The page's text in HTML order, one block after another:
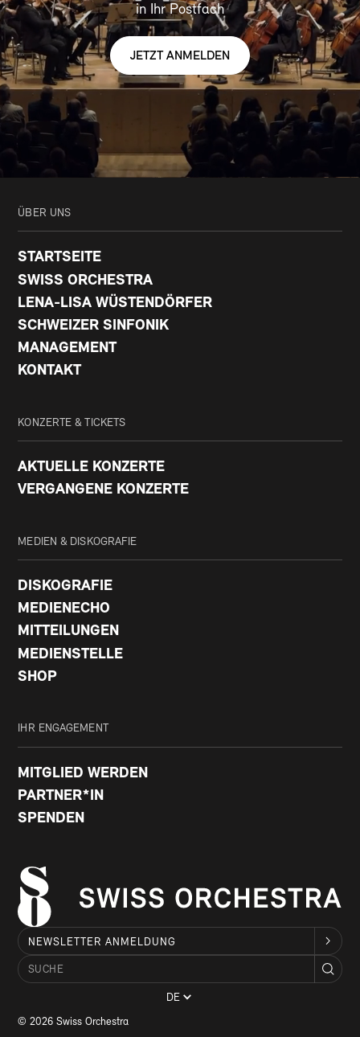
in Ihr Postfach
JETZT ANMELDEN
ÜBER UNS
STARTSEITE
SWISS ORCHESTRA
LENA-LISA WÜSTENDÖRFER
SCHWEIZER SINFONIK
MANAGEMENT
KONTAKT
KONZERTE & TICKETS
AKTUELLE KONZERTE
VERGANGENE KONZERTE
MEDIEN & DISKOGRAFIE
DISKOGRAFIE
MEDIENECHO
MITTEILUNGEN
MEDIENSTELLE
SHOP
IHR ENGAGEMENT
MITGLIED WERDEN
PARTNER*IN
SPENDEN
NEWSLETTER ANMELDUNG
DE
© 2026 Swiss Orchestra